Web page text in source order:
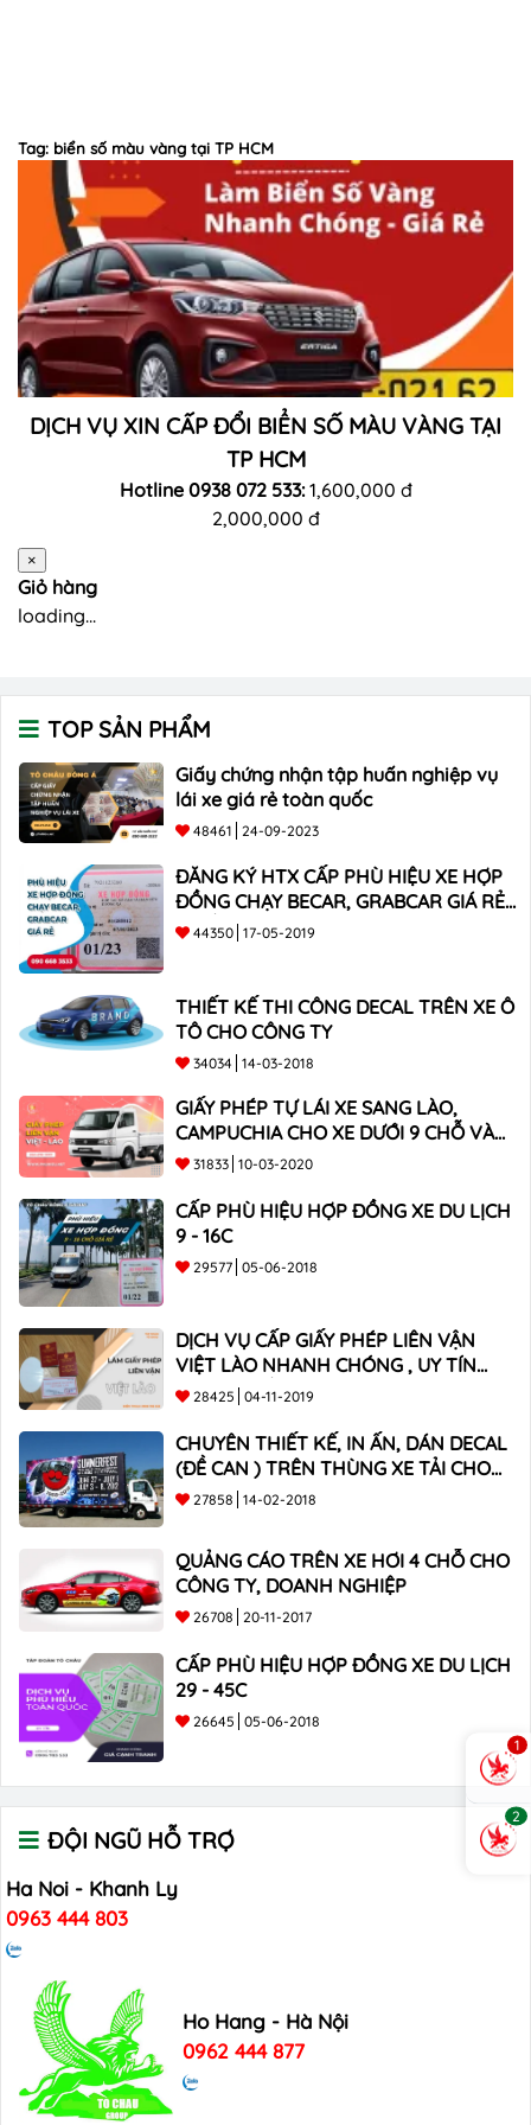
Tag: biển số màu vàng tại TP HCM
DỊCH VỤ XIN CẤP ĐỔI BIỂN SỐ MÀU VÀNG TẠI
TP HCM
Hotline 0938 072 533:1,600,000 đ
2,000,000 đ
×
Giỏ hàng
loading...
TOP SẢN PHẨM
Giấy chứng nhận tập huấn nghiệp vụ
lái xe giá rẻ toàn quốc
48461 24-09-2023
ĐĂNG KÝ HTX CẤP PHÙ HIỆU XE HỢP
ĐỒNG CHẠY BECAR, GRABCAR GIÁ RẺ
NHẤT
44350 17-05-2019
THIẾT KẾ THI CÔNG DECAL TRÊN XE Ô
TÔ CHO CÔNG TY
34034 14-03-2018
GIẤY PHÉP TỰ LÁI XE SANG LÀO,
CAMPUCHIA CHO XE DƯỚI 9 CHỖ VÀ
XE BÁN TẢI
31833 10-03-2020
CẤP PHÙ HIỆU HỢP ĐỒNG XE DU LỊCH
9 - 16C
29577 05-06-2018
DỊCH VỤ CẤP GIẤY PHÉP LIÊN VẬN
VIỆT LÀO NHANH CHÓNG , UY TÍN
TOÀN QUỐC
28425 04-11-2019
CHUYÊN THIẾT KẾ, IN ẤN, DÁN DECAL
(ĐỀ CAN ) TRÊN THÙNG XE TẢI CHO
CÔNG TY
27858 14-02-2018
QUẢNG CÁO TRÊN XE HƠI 4 CHỖ CHO
CÔNG TY, DOANH NGHIỆP
26708 20-11-2017
CẤP PHÙ HIỆU HỢP ĐỒNG XE DU LỊCH
29 - 45C
26645 05-06-2018
ĐỘI NGŨ HỖ TRỢ
Ha Noi - Khanh Ly
0963 444 803
Ho Hang - Hà Nội
0962 444 877
1
2